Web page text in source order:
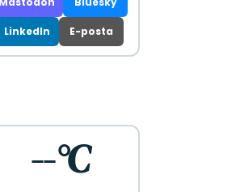
LinkedIn E-posta
--°C